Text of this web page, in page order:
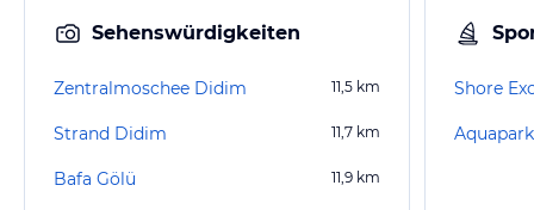
Sehenswürdigkeiten
Zentralmoschee Didim 11,5 km
Strand Didim 11,7 km
Bafa Gölü 11,9 km
Shore